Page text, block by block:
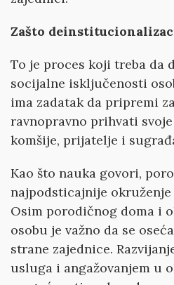
Zašto
To je proces koji treba da
socijalne isključenosti
ima zadatak da pripremi
ravnopravno prihvati
komšije, prijatelje i
Kao što nauka govori,
najpodsticajnije okruženje
Osim porodičnog doma i
osobu je važno da se
strane zajednice.
usluga i angažovanjem u